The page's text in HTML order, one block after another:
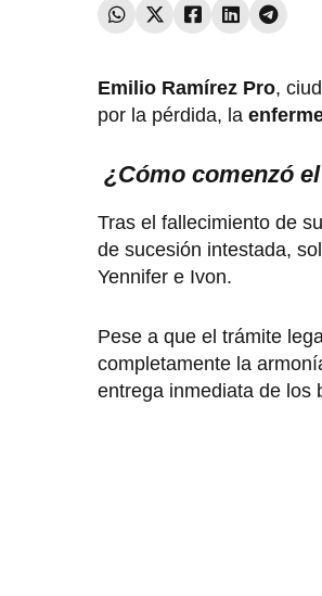
Emilio Ramírez Pro,
por la pérdida, la
¿Cómo comenzó
Tras el fallecimiento de
de sucesión intestada,
Yennifer e Ivon.
Pese a que el trámite
completamente la
entrega inmediata de los